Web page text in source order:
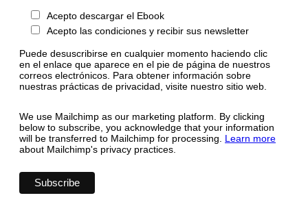
Acepto descargar el Ebook
Acepto las condiciones y recibir sus newsletter
Puede desuscribirse en cualquier momento haciendo clic
en el enlace que aparece en el pie de página de nuestros
correos electrónicos. Para obtener información sobre
nuestras prácticas de privacidad, visite nuestro sitio web.
We use Mailchimp as our marketing platform. By clicking
below to subscribe, you acknowledge that your information
will be transferred to Mailchimp for processing. Learn more
about Mailchimp's privacy practices.